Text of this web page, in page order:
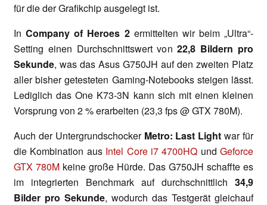
für die der Grafikchip ausgelegt ist.
InCompany of Heroes 2ermittelten wir beim „Ultra“-
Setting einen Durchschnittswert von22,8 Bildern pro
Sekunde, was das Asus G750JH auf den zweiten Platz
aller bisher getesteten Gaming-Notebooks steigen lässt.
Lediglich das One K73-3N kann sich mit einen kleinen
Vorsprung von 2 % erarbeiten (23,3 fps @ GTX 780M).
Auch der Untergrundschocker Metro: Last Light war für
die Kombination aus Intel Core i7 4700HQ und Geforce
GTX 780M keine große Hürde. Das G750JH schaffte es
im integrierten Benchmark auf durchschnittlich 34,9
Bilder pro Sekunde, wodurch das Testgerät gleichauf